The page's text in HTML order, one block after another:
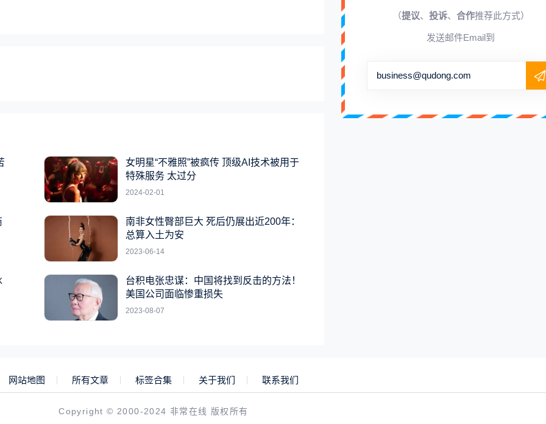
女明星“不雅照”被疯传 顶级AI技术被用于
特殊服务 太过分
2024-02-01
南非女性臀部巨大 死后仍展出近200年：
总算入土为安
2023-06-14
台积电张忠谋：中国将找到反击的方法！
美国公司面临惨重损失
2023-08-07
（提议、 投诉、 合作推荐此方式）
发送邮件Email到
business@qudong.com
网站地图 所有文章 标签合集 关于我们 联系我们
Copyright © 2000-2024 非常在线 版权所有